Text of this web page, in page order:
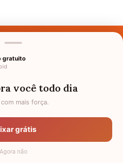
pelo Mundo
de Privacidade
Anuncie
de Uso
gratuito
você todo dia
mais força.
grátis
Agora não